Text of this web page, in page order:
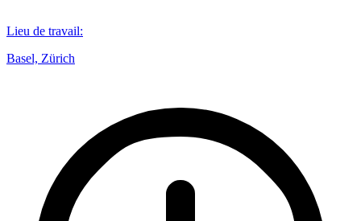
Lieu de travail:
Basel, Zürich